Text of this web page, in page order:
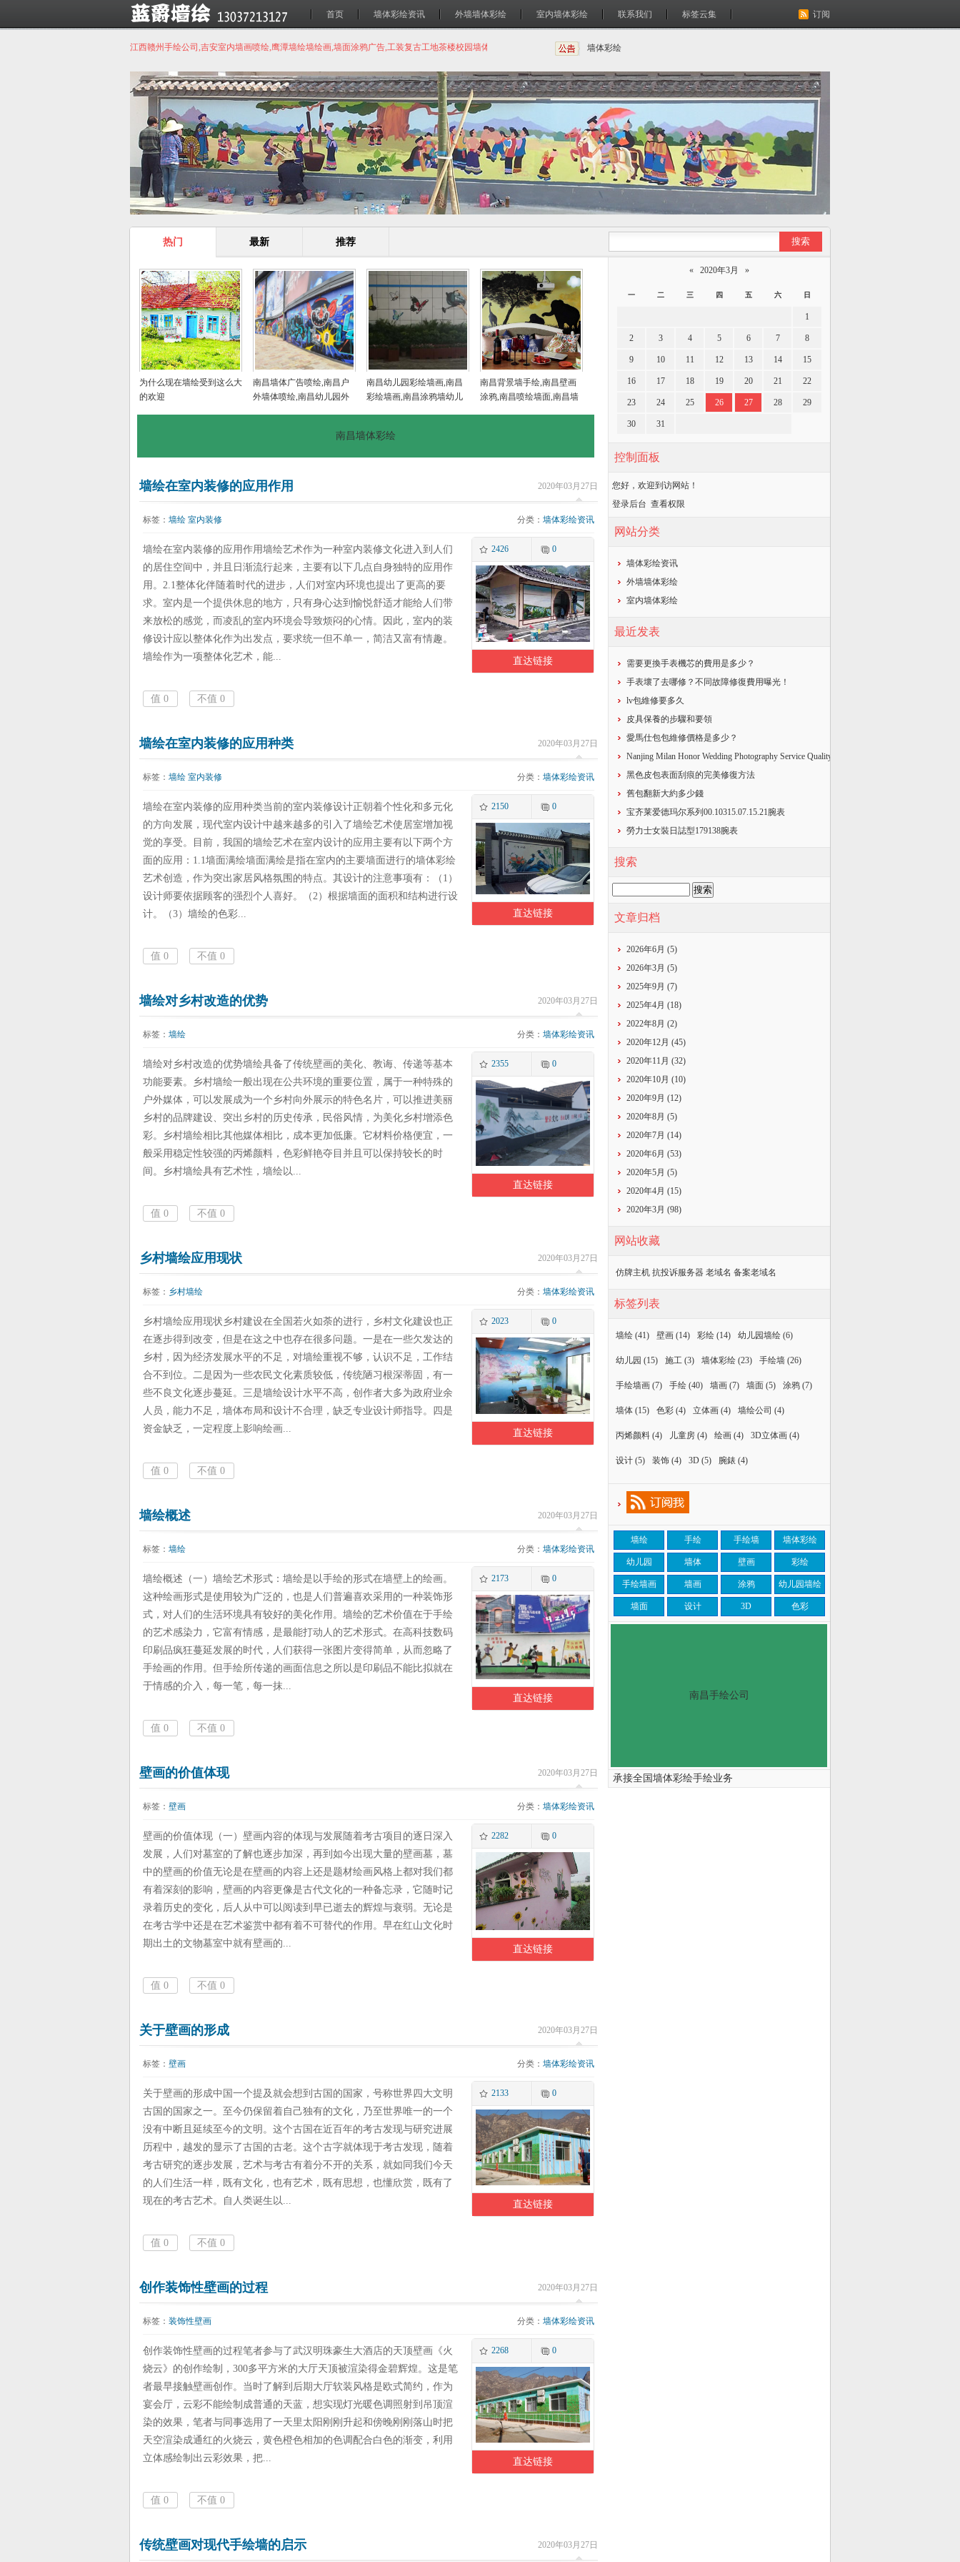
订阅
首页 墙体彩绘资讯 外墙墙体彩绘 室内墙体彩绘 联系我们 标签云集
墙体手绘
江西赣州手绘公司,吉安室内墙画喷绘,鹰潭墙绘墙绘画,墙面涂鸦广告,工装复古工地茶楼校园墙体绘画
热门 最新 推荐
为什么现在墙绘受到这么大
的欢迎
南昌墙体广告喷绘,南昌户
外墙体喷绘,南昌幼儿园外
南昌幼儿园彩绘墙画,南昌
彩绘墙画,南昌涂鸦墙幼儿
南昌背景墙手绘,南昌壁画
涂鸦,南昌喷绘墙面,南昌墙
南昌墙体彩绘
2020年03月27日
墙绘在室内装修的应用作用
分类： 墙体彩绘资讯
标签：墙绘 室内装修
2426 0
直达链接
墙绘在室内装修的应用作用墙绘艺术作为一种室内装修文化进入到人们
的居住空间中，并且日渐流行起来，主要有以下几点自身独特的应用作
用。2.1整体化伴随着时代的进步，人们对室内环境也提出了更高的要
求。室内是一个提供休息的地方，只有身心达到愉悦舒适才能给人们带
来放松的感觉，而凌乱的室内环境会导致烦闷的心情。因此，室内的装
修设计应以整体化作为出发点，要求统一但不单一，简洁又富有情趣。
墙绘作为一项整体化艺术，能...
值0 不值0
2020年03月27日
墙绘在室内装修的应用种类
分类： 墙体彩绘资讯
标签：墙绘 室内装修
2150 0
直达链接
墙绘在室内装修的应用种类当前的室内装修设计正朝着个性化和多元化
的方向发展，现代室内设计中越来越多的引入了墙绘艺术使居室增加视
觉的享受。目前，我国的墙绘艺术在室内设计的应用主要有以下两个方
面的应用：1.1墙面满绘墙面满绘是指在室内的主要墙面进行的墙体彩绘
艺术创造，作为突出家居风格氛围的特点。其设计的注意事项有：（1）
设计师要依据顾客的强烈个人喜好。（2）根据墙面的面积和结构进行设
计。（3）墙绘的色彩...
值0 不值0
2020年03月27日
墙绘对乡村改造的优势
分类： 墙体彩绘资讯
标签：墙绘
2355 0
直达链接
墙绘对乡村改造的优势墙绘具备了传统壁画的美化、教诲、传递等基本
功能要素。乡村墙绘一般出现在公共环境的重要位置，属于一种特殊的
户外媒体，可以发展成为一个乡村向外展示的特色名片，可以推进美丽
乡村的品牌建设、突出乡村的历史传承，民俗风情，为美化乡村增添色
彩。乡村墙绘相比其他媒体相比，成本更加低廉。它材料价格便宜，一
般采用稳定性较强的丙烯颜料，色彩鲜艳夺目并且可以保持较长的时
间。乡村墙绘具有艺术性，墙绘以...
值0 不值0
2020年03月27日
乡村墙绘应用现状
分类： 墙体彩绘资讯
标签： 乡村墙绘
2023 0
直达链接
乡村墙绘应用现状乡村建设在全国若火如荼的进行，乡村文化建设也正
在逐步得到改变，但是在这之中也存在很多问题。一是在一些欠发达的
乡村，因为经济发展水平的不足，对墙绘重视不够，认识不足，工作结
合不到位。二是因为一些农民文化素质较低，传统陋习根深蒂固，有一
些不良文化逐步蔓延。三是墙绘设计水平不高，创作者大多为政府业余
人员，能力不足，墙体布局和设计不合理，缺乏专业设计师指导。四是
资金缺乏，一定程度上影响绘画...
值0 不值0
2020年03月27日
墙绘概述
分类： 墙体彩绘资讯
标签：墙绘
2173 0
直达链接
墙绘概述（一）墙绘艺术形式：墙绘是以手绘的形式在墙壁上的绘画。
这种绘画形式是使用较为广泛的，也是人们普遍喜欢采用的一种装饰形
式，对人们的生活环境具有较好的美化作用。墙绘的艺术价值在于手绘
的艺术感染力，它富有情感，是最能打动人的艺术形式。在高科技数码
印刷品疯狂蔓延发展的时代，人们获得一张图片变得简单，从而忽略了
手绘画的作用。但手绘所传递的画面信息之所以是印刷品不能比拟就在
于情感的介入，每一笔，每一抹...
值0 不值0
2020年03月27日
壁画的价值体现
分类： 墙体彩绘资讯
标签：壁画
2282 0
直达链接
壁画的价值体现（一）壁画内容的体现与发展随着考古项目的逐日深入
发展，人们对墓室的了解也逐步加深，再到如今出现大量的壁画墓，墓
中的壁画的价值无论是在壁画的内容上还是题材绘画风格上都对我们都
有着深刻的影响，壁画的内容更像是古代文化的一种备忘录，它随时记
录着历史的变化，后人从中可以阅读到早已逝去的辉煌与衰弱。无论是
在考古学中还是在艺术鉴赏中都有着不可替代的作用。早在红山文化时
期出土的文物墓室中就有壁画的...
值0 不值0
2020年03月27日
关于壁画的形成
分类： 墙体彩绘资讯
标签：壁画
2133 0
直达链接
关于壁画的形成中国一个提及就会想到古国的国家，号称世界四大文明
古国的国家之一。至今仍保留着自己独有的文化，乃至世界唯一的一个
没有中断且延续至今的文明。这个古国在近百年的考古发现与研究进展
历程中，越发的显示了古国的古老。这个古字就体现于考古发现，随着
考古研究的逐步发展，艺术与考古有着分不开的关系，就如同我们今天
的人们生活一样，既有文化，也有艺术，既有思想，也懂欣赏，既有了
现在的考古艺术。自人类诞生以...
值0 不值0
2020年03月27日
创作装饰性壁画的过程
分类： 墙体彩绘资讯
标签：装饰性壁画
2268 0
直达链接
创作装饰性壁画的过程笔者参与了武汉明珠豪生大酒店的天顶壁画《火
烧云》的创作绘制，300多平方米的大厅天顶被渲染得金碧辉煌。这是笔
者最早接触壁画创作。当时了解到后期大厅软装风格是欧式简约，作为
宴会厅，云彩不能绘制成普通的天蓝，想实现灯光暖色调照射到吊顶渲
染的效果，笔者与同事选用了一天里太阳刚刚升起和傍晚刚刚落山时把
天空渲染成通红的火烧云，黄色橙色相加的色调配合白色的渐变，利用
立体感绘制出云彩效果，把...
值0 不值0
2020年03月27日
传统壁画对现代手绘墙的启示
« 2020年3月 »
一 二 三 四 五 六 日
1
2 3 4 5 6 7 8
9 10 11 12 13 14 15
16 17 18 19 20 21 22
23 24 25 26 27 28 29
30 31
控制面板
您好，欢迎到访网站！
登录后台 查看权限
网站分类
墙体彩绘资讯
外墙墙体彩绘
室内墙体彩绘
最近发表
需要更換手表機芯的費用是多少？
​手表壞了去哪修？不同故障修復費用曝光！
​lv包維修要多久
​皮具保養的步驟和要領
​愛馬仕包包維修價格是多少？
Nanjing Milan Honor Wedding Photography Service Quality
黑色皮包表面刮痕的完美修復方法
​舊包翻新大約多少錢
宝齐莱爱德玛尔系列00.10315.07.15.21腕表
勞力士女裝日誌型179138腕表
搜索
文章归档
2026年6月 (5)
2026年3月 (5)
2025年9月 (7)
2025年4月 (18)
2022年8月 (2)
2020年12月 (45)
2020年11月 (32)
2020年10月 (10)
2020年9月 (12)
2020年8月 (5)
2020年7月 (14)
2020年6月 (53)
2020年5月 (5)
2020年4月 (15)
2020年3月 (98)
网站收藏
仿牌主机 抗投诉服务器 老域名 备案老域名
标签列表
墙绘 (41) 壁画 (14) 彩绘 (14) 幼儿园墙绘 (6)
幼儿园 (15) 施工 (3) 墙体彩绘 (23) 手绘墙 (26)
手绘墙画 (7) 手绘 (40) 墙画 (7) 墙面 (5) 涂鸦 (7)
墙体 (15) 色彩 (4) 立体画 (4) 墙绘公司 (4)
丙烯颜料 (4) 儿童房 (4) 绘画 (4) 3D立体画 (4)
设计 (5) 装饰 (4) 3D (5) 腕錶 (4)
墙绘 手绘 手绘墙 墙体彩绘
幼儿园 墙体 壁画 彩绘
手绘墙画 墙画 涂鸦 幼儿园墙绘
墙面 设计 3D 色彩
南昌手绘公司
承接全国墙体彩绘手绘业务